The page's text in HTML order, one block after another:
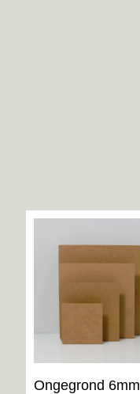
Ongegrond 6mm